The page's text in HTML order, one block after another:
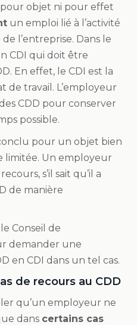
objet ni pour effet
un emploi lié à l’activité
l’entreprise. Dans le
CDI qui doit être
En effet, le CDI est la
de travail. L’employeur
CDD pour conserver
possible.
pour un objet bien
limitée. Un employeur
s’il sait qu’il a
de manière
Conseil de
demander une
en CDI dans un tel cas.
de recours au CDD
qu’un employeur ne
dans certains cas